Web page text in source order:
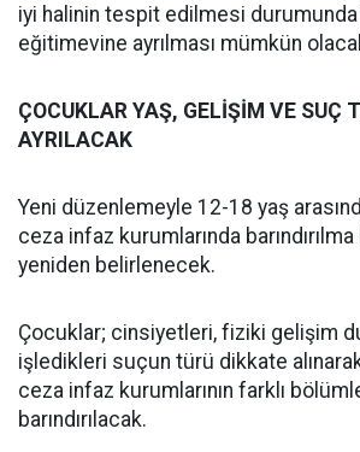
iyi halinin tespit edilmesi
eğitimevine ayrılması mümkün
ÇOCUKLAR YAŞ, GELİŞİM VE SUÇ
AYRILACAK
Yeni düzenlemeyle 12-18 yaş
ceza infaz kurumlarında
yeniden belirlenecek.
Çocuklar; cinsiyetleri, fiziki gelişim
işledikleri suçun türü dikkate
ceza infaz kurumlarının farklı
barındırılacak.